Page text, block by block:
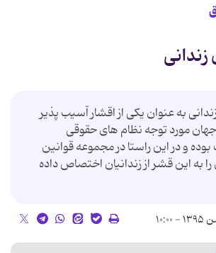
زندانی به عنوان یکی از اقشار آسیب پذیر
مورد توجه نظام های حقوقی
و در این راستا در مجموعه قوانین
به این قشر از زندانیان اختصاص داده